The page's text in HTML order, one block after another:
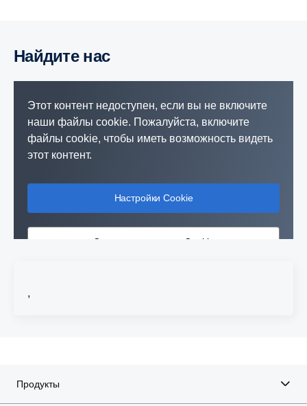
Найдите нас
Этот контент недоступен, если вы не включите
наши файлы cookie. Пожалуйста, включите
файлы cookie, чтобы иметь возможность видеть
этот контент.
Настройки Cookie
Ссылка на политику Cookie
,
Продукты